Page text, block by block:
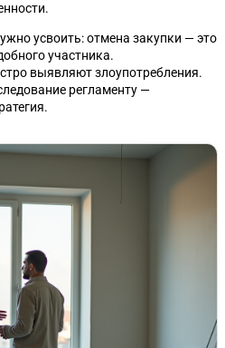
усвоить: отмена закупки — это
участника.
выявляют злоупотребления.
регламенту —